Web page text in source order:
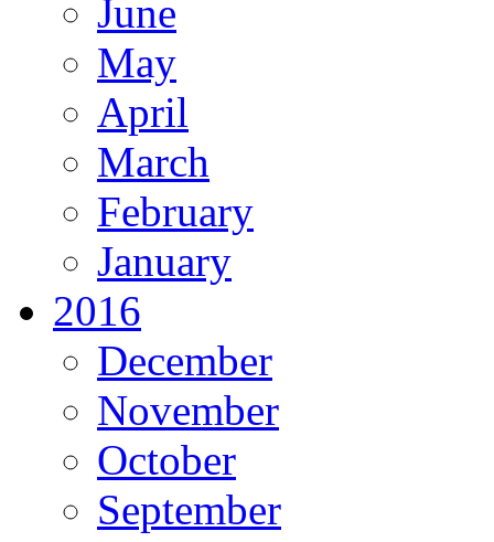
June
May
April
March
February
January
2016
December
November
October
September